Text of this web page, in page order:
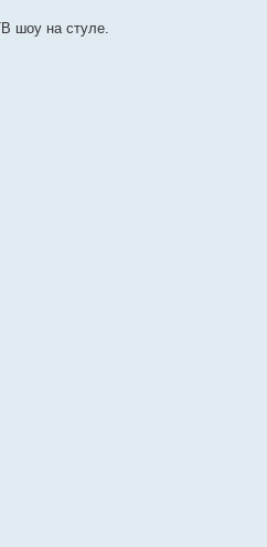
шоу на стуле.